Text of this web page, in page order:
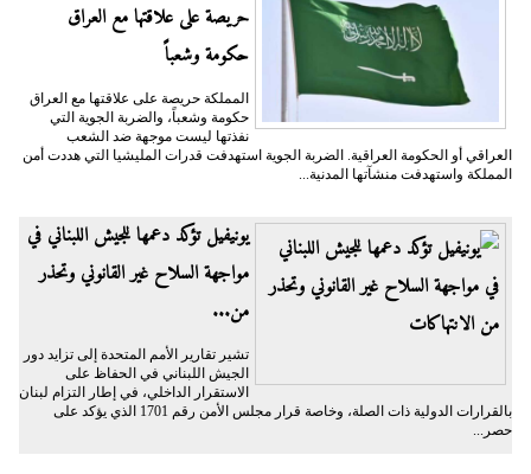
حريصة على علاقتها مع العراق
حكومة وشعباً
المملكة حريصة على علاقتها مع العراق
حكومة وشعباً، والضربة الجوية التي
نفذتها ليست موجهة ضد الشعب
العراقي أو الحكومة العراقية. الضربة الجوية استهدفت قدرات المليشيا التي هددت أمن
المملكة واستهدفت منشآتها المدنية...
يونيفيل تؤكد دعمها للجيش اللبناني في
مواجهة السلاح غير القانوني وتحذر
من...
تشير تقارير الأمم المتحدة إلى تزايد دور
الجيش اللبناني في الحفاظ على
الاستقرار الداخلي، في إطار التزام لبنان
بالقرارات الدولية ذات الصلة، وخاصة قرار مجلس الأمن رقم 1701 الذي يؤكد على
حصر...